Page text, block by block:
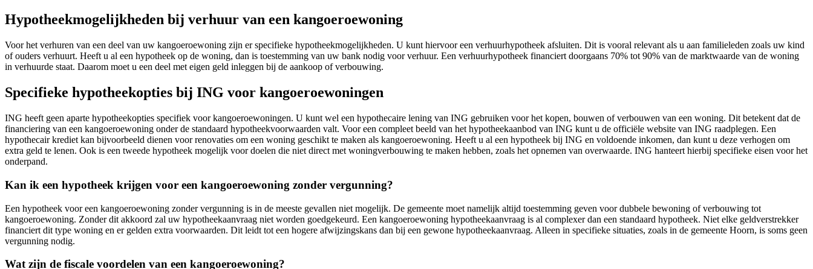
Hypotheekmogelijkheden bij verhuur van een kangoeroewoning
Voor het verhuren van een deel van uw kangoeroewoning zijn er specifieke hypotheekmogelijkheden. U kunt hiervoor een verhuurhypotheek afsluiten. Dit is vooral relevant als u aan familieleden zoals uw kind
of ouders verhuurt. Heeft u al een hypotheek op de woning, dan is toestemming van uw bank nodig voor verhuur. Een verhuurhypotheek financiert doorgaans 70% tot 90% van de marktwaarde van de woning
in verhuurde staat. Daarom moet u een deel met eigen geld inleggen bij de aankoop of verbouwing.
Specifieke hypotheekopties bij ING voor kangoeroewoningen
ING heeft geen aparte hypotheekopties specifiek voor kangoeroewoningen. U kunt wel een hypothecaire lening van ING gebruiken voor het kopen, bouwen of verbouwen van een woning. Dit betekent dat de
financiering van een kangoeroewoning onder de standaard hypotheekvoorwaarden valt. Voor een compleet beeld van het hypotheekaanbod van ING kunt u de officiële website van ING raadplegen. Een
hypothecair krediet kan bijvoorbeeld dienen voor renovaties om een woning geschikt te maken als kangoeroewoning. Heeft u al een hypotheek bij ING en voldoende inkomen, dan kunt u deze verhogen om
extra geld te lenen. Ook is een tweede hypotheek mogelijk voor doelen die niet direct met woningverbouwing te maken hebben, zoals het opnemen van overwaarde. ING hanteert hierbij specifieke eisen voor het
onderpand.
Kan ik een hypotheek krijgen voor een kangoeroewoning zonder vergunning?
Een hypotheek voor een kangoeroewoning zonder vergunning is in de meeste gevallen niet mogelijk. De gemeente moet namelijk altijd toestemming geven voor dubbele bewoning of verbouwing tot
kangoeroewoning. Zonder dit akkoord zal uw hypotheekaanvraag niet worden goedgekeurd. Een kangoeroewoning hypotheekaanvraag is al complexer dan een standaard hypotheek. Niet elke geldverstrekker
financiert dit type woning en er gelden extra voorwaarden. Dit leidt tot een hogere afwijzingskans dan bij een gewone hypotheekaanvraag. Alleen in specifieke situaties, zoals in de gemeente Hoorn, is soms geen
vergunning nodig.
Wat zijn de fiscale voordelen van een kangoeroewoning?